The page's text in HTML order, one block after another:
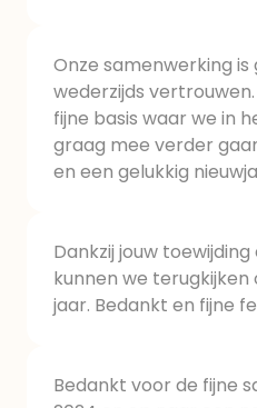
Onze samenwerking
wederzijds
fijne basis waar we in
graag mee verder
en een gelukkig
Dankzij jouw
kunnen we terugkijken
jaar. Bedankt en fijne
Bedankt voor de fijne